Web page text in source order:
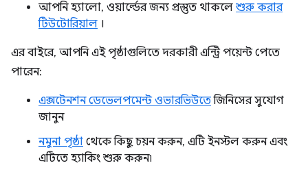
আপনি হ্যালো, ওয়ার্ল্ডের জন্য প্রস্তুত থাকলে শুরু করার
টিউটোরিয়াল ।
এর বাইরে, আপনি এই পৃষ্ঠাগুলিতে দরকারী এন্ট্রি পয়েন্ট পেতে
পারেন:
এক্সটেনশন ডেভেলপমেন্ট ওভারভিউতেজিনিসের সুযোগ
জানুন
নমুনা পৃষ্ঠা থেকে কিছু চয়ন করুন, এটি ইনস্টল করুন এবং
এটিতে হ্যাকিং শুরু করুন৷